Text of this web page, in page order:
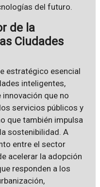
del futuro.
de la
Ciudades
estratégico esencial
inteligentes,
que no
servicios públicos y
que también impulsa
sostenibilidad. A
entre el sector
acelerar la adopción
responden a los